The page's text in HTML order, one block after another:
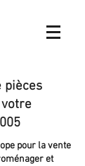
pièces
pour la vente
et